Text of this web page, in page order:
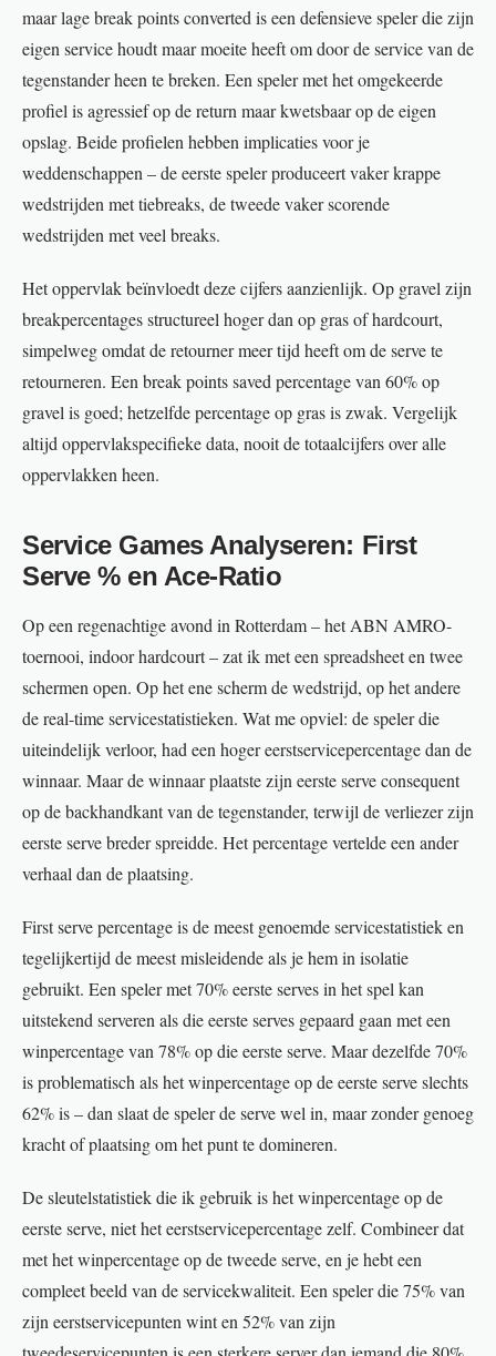
maar lage break points converted is een defensieve speler die zijn
eigen service houdt maar moeite heeft om door de service van de
tegenstander heen te breken. Een speler met het omgekeerde
profiel is agressief op de return maar kwetsbaar op de eigen
opslag. Beide profielen hebben implicaties voor je
weddenschappen – de eerste speler produceert vaker krappe
wedstrijden met tiebreaks, de tweede vaker scorende
wedstrijden met veel breaks.
Het oppervlak beïnvloedt deze cijfers aanzienlijk. Op gravel zijn
breakpercentages structureel hoger dan op gras of hardcourt,
simpelweg omdat de retourner meer tijd heeft om de serve te
retourneren. Een break points saved percentage van 60% op
gravel is goed; hetzelfde percentage op gras is zwak. Vergelijk
altijd oppervlakspecifieke data, nooit de totaalcijfers over alle
oppervlakken heen.
Service Games Analyseren: First
Serve % en Ace-Ratio
Op een regenachtige avond in Rotterdam – het ABN AMRO-
toernooi, indoor hardcourt – zat ik met een spreadsheet en twee
schermen open. Op het ene scherm de wedstrijd, op het andere
de real-time servicestatistieken. Wat me opviel: de speler die
uiteindelijk verloor, had een hoger eerstservicepercentage dan de
winnaar. Maar de winnaar plaatste zijn eerste serve consequent
op de backhandkant van de tegenstander, terwijl de verliezer zijn
eerste serve breder spreidde. Het percentage vertelde een ander
verhaal dan de plaatsing.
First serve percentage is de meest genoemde servicestatistiek en
tegelijkertijd de meest misleidende als je hem in isolatie
gebruikt. Een speler met 70% eerste serves in het spel kan
uitstekend serveren als die eerste serves gepaard gaan met een
winpercentage van 78% op die eerste serve. Maar dezelfde 70%
is problematisch als het winpercentage op de eerste serve slechts
62% is – dan slaat de speler de serve wel in, maar zonder genoeg
kracht of plaatsing om het punt te domineren.
De sleutelstatistiek die ik gebruik is het winpercentage op de
eerste serve, niet het eerstservicepercentage zelf. Combineer dat
met het winpercentage op de tweede serve, en je hebt een
compleet beeld van de servicekwaliteit. Een speler die 75% van
zijn eerstservicepunten wint en 52% van zijn